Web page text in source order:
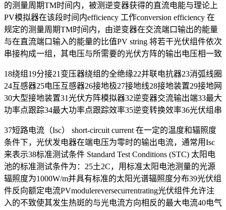
的测量周期TM时间内，被测逆变器获得的直流电能与理论上
PV模拟器在该段时间内efficiency 工作conversion efficiency 在
规定的测量周期TM时间内，由逆变器在交流端口输出的能量
与在直流端口输入的能量的比值PV string 将若干光伏组件依次
串接构成一组，其电压与所需要的光伏方阵的输出电压相一致
18绕组19分接21变压器绕组的全绝缘22并联电抗器23消弧线圈
24互感器25电压互感器26接地极27接地线28接地装置29接地网
30大型接地装置31光伏方阵模拟器32逆变器交流输出端33最大
功率点跟踪34最大功率点跟踪效率35逆变转换效率36光伏组串
37短路电流（Isc） short-circuit current 在一定的温度和辐照度
条件下，光伏发电器在端电压为零时的输出电流，通常用Isc
来表示38标准测试条件 Standard Test Conditions (STC) 太阳电
池的标准测试条件为：25土2C，用标准太阳电池测量的光源
辐照度为1000W/m并具有标准的太阳光谱辐照度分布39光伏组
件反向额定电流PVmodulereversecurrentrating光伏组件允许注
入的不致使其发生热斑的与光电流方向相反的最大电流40电气